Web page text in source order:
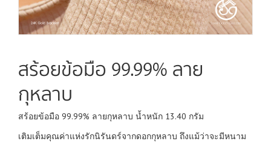
สร้อยข้อมือ 99.99% ลาย
กุหลาบ
สร้อยข้อมือ 99.99% ลายกุหลาบ น้ำหนัก 13.40 กรัม
เติมเต็มคุณค่าแห่งรักนิรันดร์จากดอกกุหลาบ ถึงแม้ว่าจะมีหนาม